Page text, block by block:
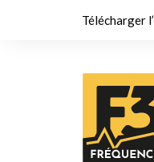
Télécharger